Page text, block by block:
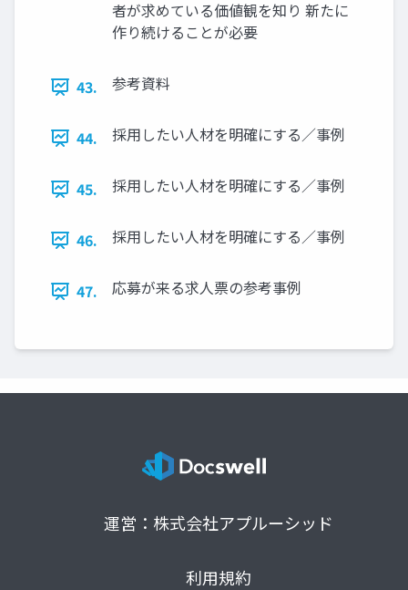
者が求めている価値観を知り 新たに
作り続けることが必要
43. 参考資料
44. 採用したい人材を明確にする／事例
45. 採用したい人材を明確にする／事例
46. 採用したい人材を明確にする／事例
47. 応募が来る求人票の参考事例
運営：株式会社アプルーシッド
利用規約